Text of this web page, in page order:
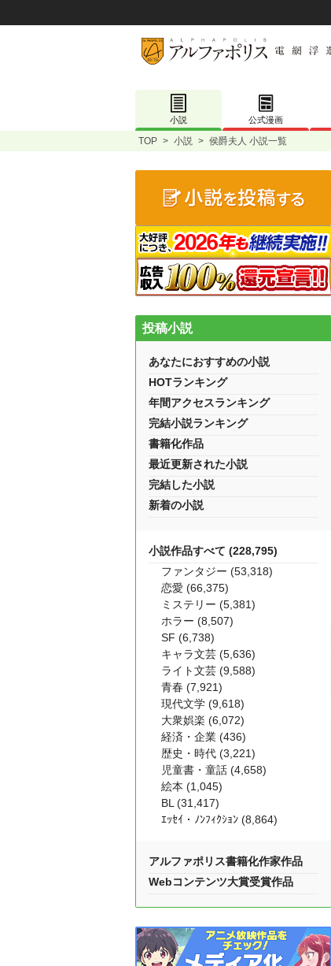
小説 公式漫画
TOP > 小説 > 侯爵夫人 小説一覧
投稿小説
あなたにおすすめの小説
HOTランキング
年間アクセスランキング
完結小説ランキング
書籍化作品
最近更新された小説
完結した小説
新着の小説
小説作品すべて (228,795)
ファンタジー (53,318)
恋愛 (66,375)
ミステリー (5,381)
ホラー (8,507)
SF (6,738)
キャラ文芸 (5,636)
ライト文芸 (9,588)
青春 (7,921)
現代文学 (9,618)
大衆娯楽 (6,072)
経済・企業 (436)
歴史・時代 (3,221)
児童書・童話 (4,658)
絵本 (1,045)
BL (31,417)
ｴｯｾｲ・ﾉﾝﾌｨｸｼｮﾝ (8,864)
アルファポリス書籍化作家作品
Webコンテンツ大賞受賞作品